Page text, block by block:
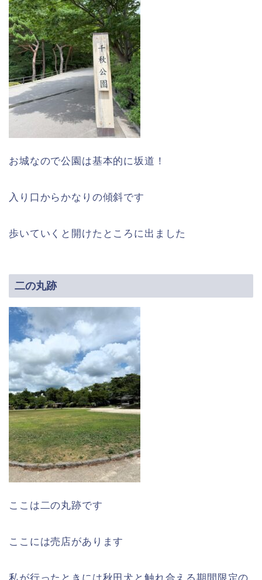
お城なので公園は基本的に坂道！
入り口からかなりの傾斜です
歩いていくと開けたところに出ました
二の丸跡
ここは二の丸跡です
ここには売店があります